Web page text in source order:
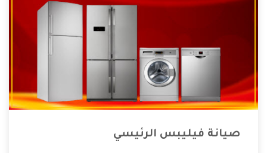
صيانة فيليبس الرئيسي